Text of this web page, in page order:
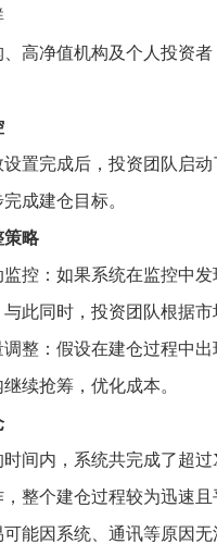
、高净值机构及个人投资者
设置完成后，投资团队启
成建仓目标。
策略
控：如果系统在监控中
此同时，投资团队根据
调整：假设在建仓过程中
续抢筹，优化成本。
时间内，系统共完成了超
整个建仓过程较为迅速
可能因系统、通讯等原因